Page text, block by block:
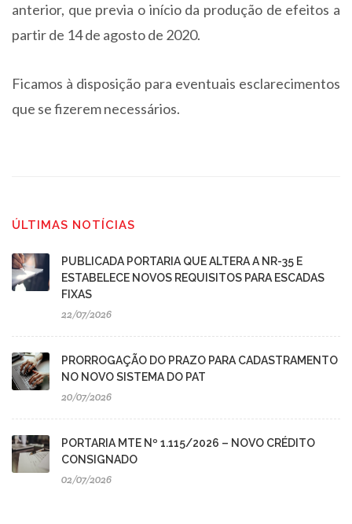
anterior, que previa o início da produção de efeitos a
partir de 14 de agosto de 2020.
Ficamos à disposição para eventuais esclarecimentos
que se fizerem necessários.
ÚLTIMAS NOTÍCIAS
PUBLICADA PORTARIA QUE ALTERA A NR-35 E
ESTABELECE NOVOS REQUISITOS PARA ESCADAS
FIXAS
22/07/2026
PRORROGAÇÃO DO PRAZO PARA CADASTRAMENTO
NO NOVO SISTEMA DO PAT
20/07/2026
PORTARIA MTE Nº 1.115/2026 – NOVO CRÉDITO
CONSIGNADO
02/07/2026